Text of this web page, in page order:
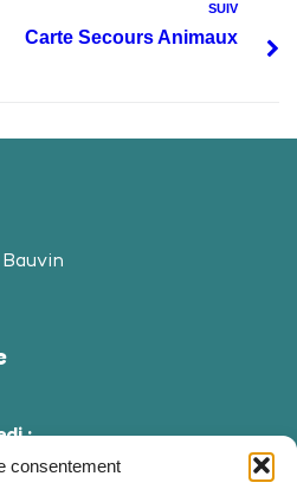
consentement
SUIV
Carte Secours Animaux
:
à 17h00